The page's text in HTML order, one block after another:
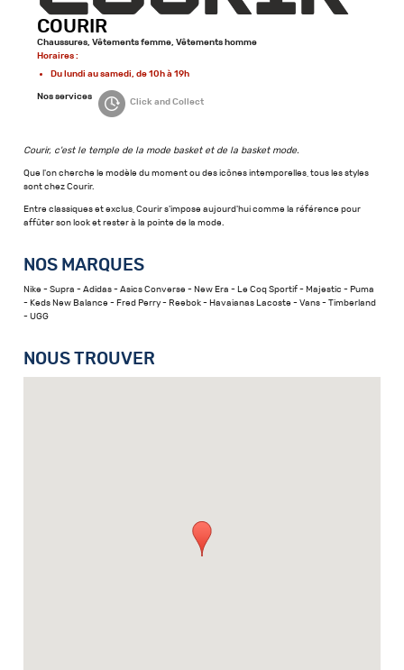
COURIR
Chaussures, Vêtements femme, Vêtements homme
Horaires :
Du lundi au samedi, de 10h à 19h
Nos services
Click and Collect
Courir, c'est le temple de la mode basket et de la basket mode.
Que l'on cherche le modèle du moment ou des icônes intemporelles, tous les styles
sont chez Courir.
Entre classiques et exclus, Courir s'impose aujourd'hui comme la référence pour
affûter son look et rester à la pointe de la mode.
NOS MARQUES
Nike - Supra - Adidas - Asics Converse - New Era - Le Coq Sportif - Majestic - Puma
- Keds New Balance - Fred Perry - Reebok - Havaianas Lacoste - Vans - Timberland
- UGG
NOUS TROUVER